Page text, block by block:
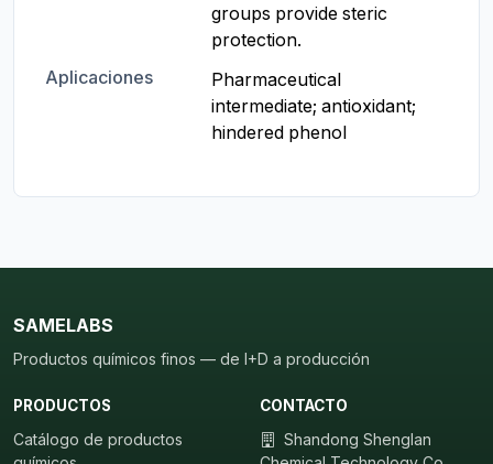
groups provide steric
protection.
Aplicaciones
Pharmaceutical
intermediate; antioxidant;
hindered phenol
SAMELABS
Productos químicos finos — de I+D a producción
PRODUCTOS
Catálogo de productos
CONTACTO
Shandong Shenglan